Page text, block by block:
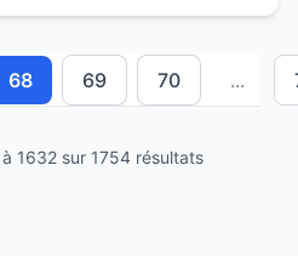
68 69 70 ...
1632 sur 1754 résultats